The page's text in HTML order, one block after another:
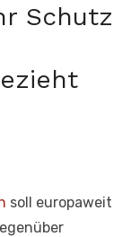
Schutz
soll europaweit